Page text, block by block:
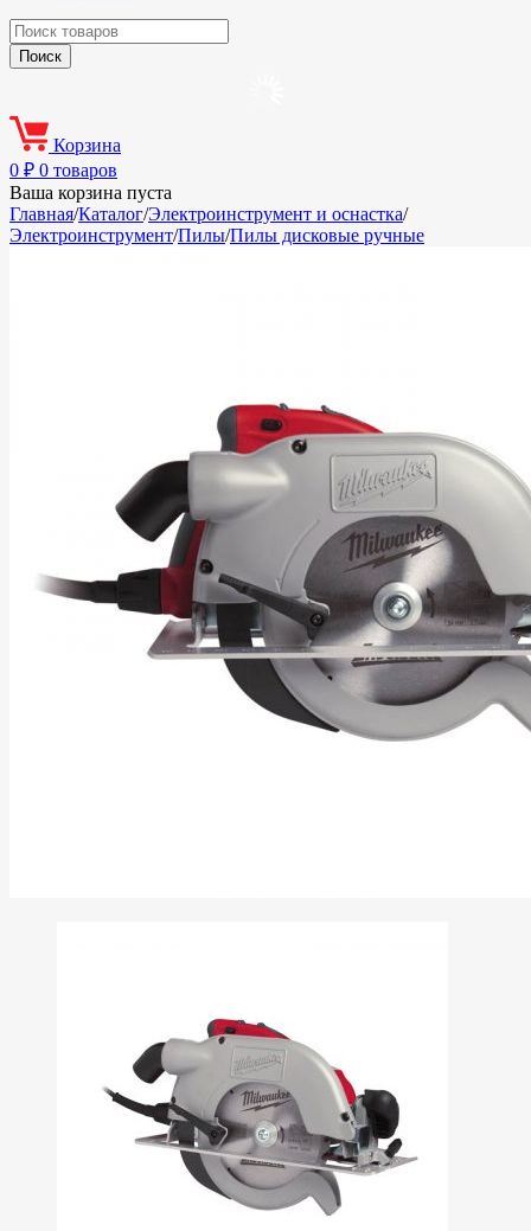
Корзина
0 ₽ 0 товаров
Ваша корзина пуста
Главная/Каталог/Электроинструмент и оснастка/
Электроинструмент/Пилы/Пилы дисковые ручные